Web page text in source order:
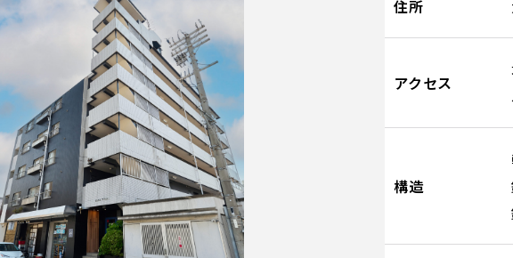
住所
アクセス
構造